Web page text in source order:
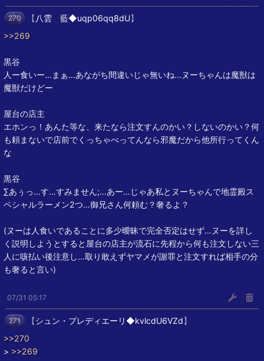
270 【 八雲 藍◆uqp06qq8dU】
>>269
黒谷
人ー食いー…まぁ...あながち間違いじゃ無いね...ヌーちゃんは魔獣は
魔獣だけどー
屋台の店主
エホンっ！あんた等な、来たなら注文すんのかい？しないのかい？何
も頼まないで店前でくっちゃべってんなら邪魔だから他所行ってくん
な
黒谷
∑あぅっ…す…すみません;…あー…じゃあ私とヌーちゃんで地霊殿ス
ペシャルラーメン2つ…御兄さん何頼む？奢るよ？
(ヌーは人食いであることに多少曖昧で完全否定はせず…ヌーを詳し
く説明しようとすると屋台の店主が流石に先程から何も注文しない三
人に咳払い後注意し…取り敢えずヤマメが謝罪と注文すれば相手の分
も奢ると言い)
07/31 05:17
271 【シュン・プレディエーリ◆kvlcdU6VZd】
>>270
> >>269